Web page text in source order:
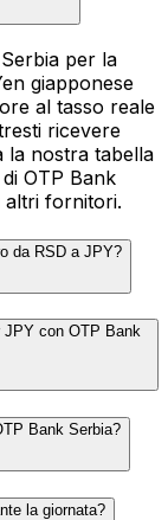
per la
giapponese
al tasso reale
ricevere
la nostra tabella
OTP Bank
altri fornitori.
da RSD a JPY?
JPY con OTP Bank
Bank Serbia?
la giornata?